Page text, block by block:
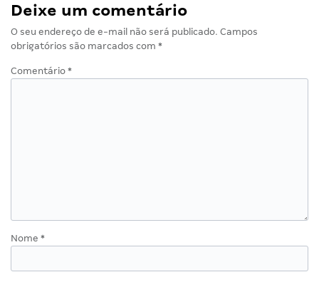
Deixe um comentário
O seu endereço de e-mail não será publicado. Campos
obrigatórios são marcados com *
Comentário *
Nome *